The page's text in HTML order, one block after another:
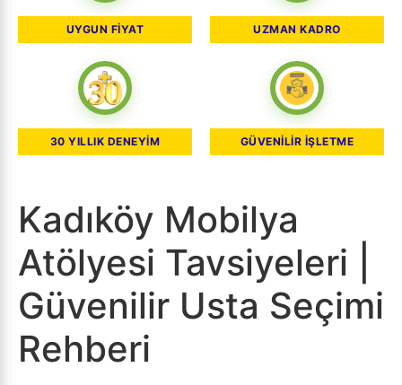
UYGUN FİYAT UZMAN KADRO
30 YILLIK DENEYİM GÜVENİLİR İŞLETME
Kadıköy Mobilya
Atölyesi Tavsiyeleri |
Güvenilir Usta Seçimi
Rehberi